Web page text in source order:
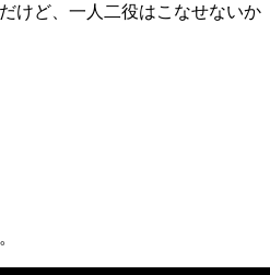
けど、一人二役はこなせないか